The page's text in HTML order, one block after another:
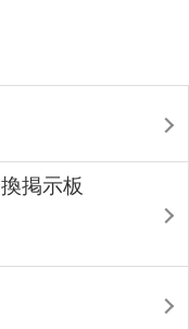
掲示板